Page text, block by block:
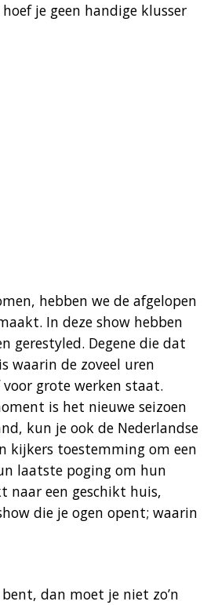
je geen handige klusser
hebben we de afgelopen
In deze show hebben
gerestyled. Degene die dat
waarin de zoveel uren
grote werken staat.
is het nieuwe seizoen
kun je ook de Nederlandse
kijkers toestemming om een
laatste poging om hun
naar een geschikt huis,
die je ogen opent; waarin
dan moet je niet zo’n